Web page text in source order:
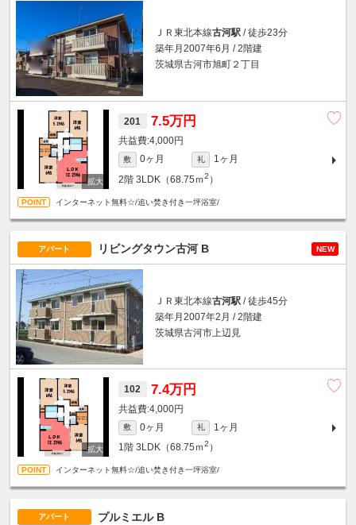
ＪＲ東北本線古河駅 / 徒歩23分
築年月2007年6月 / 2階建
茨城県古河市旭町２丁目
201 7.5万円
4,000円
敷 0ヶ月 礼
1ヶ月
2階 3LDK（68.75ｍ2 ）
インターネット無料☆/追い焚き付き一坪浴室/
アパート リビングタウン古河 B NEW
ＪＲ東北本線古河駅 / 徒歩45分
築年月2007年2月 / 2階建
茨城県古河市上辺見
102 7.4万円
4,000円
敷 0ヶ月 礼
1ヶ月
1階 3LDK（68.75ｍ2 ）
インターネット無料☆/追い焚き付き一坪浴室/
アパート プルミエル B